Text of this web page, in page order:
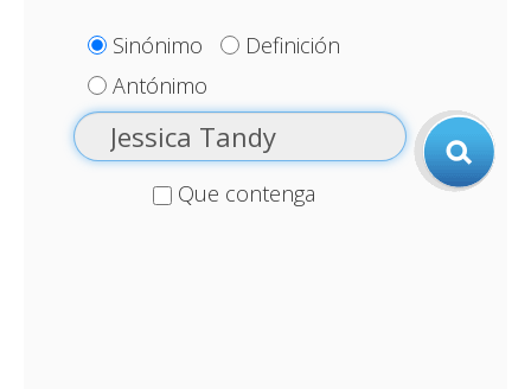
Sinónimo
Definición
Antónimo
Que contenga